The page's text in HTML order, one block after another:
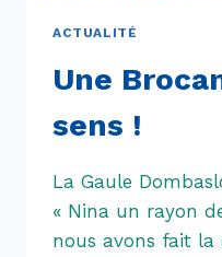
ACTUALITÉ
Une
sens !
La Gaule
« Nina un rayon
nous avons fait la